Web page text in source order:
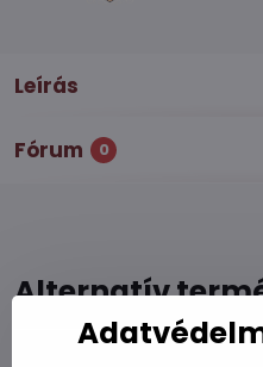
Leírás
Fórum 0
Alternatív